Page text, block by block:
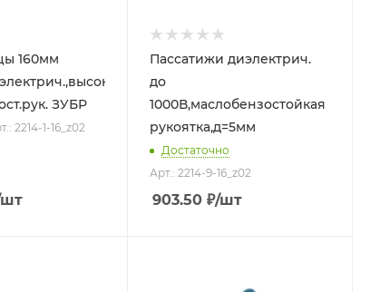
160мм
ЗУБР
2214-1-16_z02
Пассатижи диэлектрич.
до
1000В,маслобензостойкая
рукоятка,д=5мм
Достаточно
Арт.: 2214-9-16_z02
903.50₽/шт